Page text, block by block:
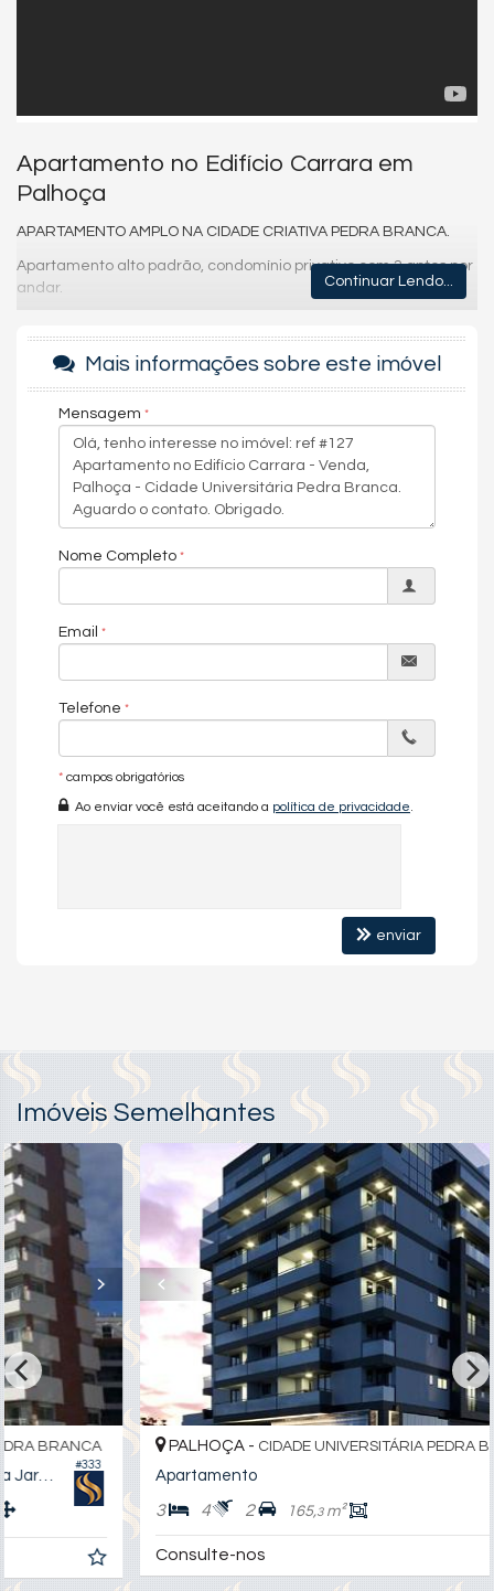
Apartamento no Edifício Carrara em
Palhoça
APARTAMENTO AMPLO NA CIDADE CRIATIVA PEDRA BRANCA.
Apartamento alto padrão, condomínio privativo com 2 aptos por
andar.
de garagens.
Ampla sacada com churrasqueira a carvão, cozinha e área de
completa.
Características do Imóvel
Aquecimento de Água
Ar Condicionado
Área de Serviço
Home Office
Sala de Estar
Cozinha
Espaço Gourmet
Hidromassagem
Sala de Jogos
Continuar Lendo...
Mais informações sobre este imóvel
Mensagem
Nome Completo
Email
Telefone
* campos obrigatórios
Ao enviar você está aceitando a política de privacidade
enviar
Imóveis Semelhantes
PALHOÇA - CIDADE UNIVERSITÁRIA PEDRA BRANCA
Apartamento
4 165,3m²
Consulte-nos